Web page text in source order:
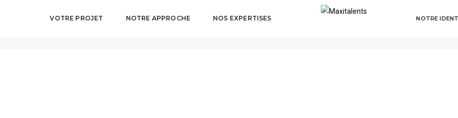
VOTRE PROJET NOTRE APPROCHE NOS EXPERTISES NOTRE
S’associer, facile… ou pas ?